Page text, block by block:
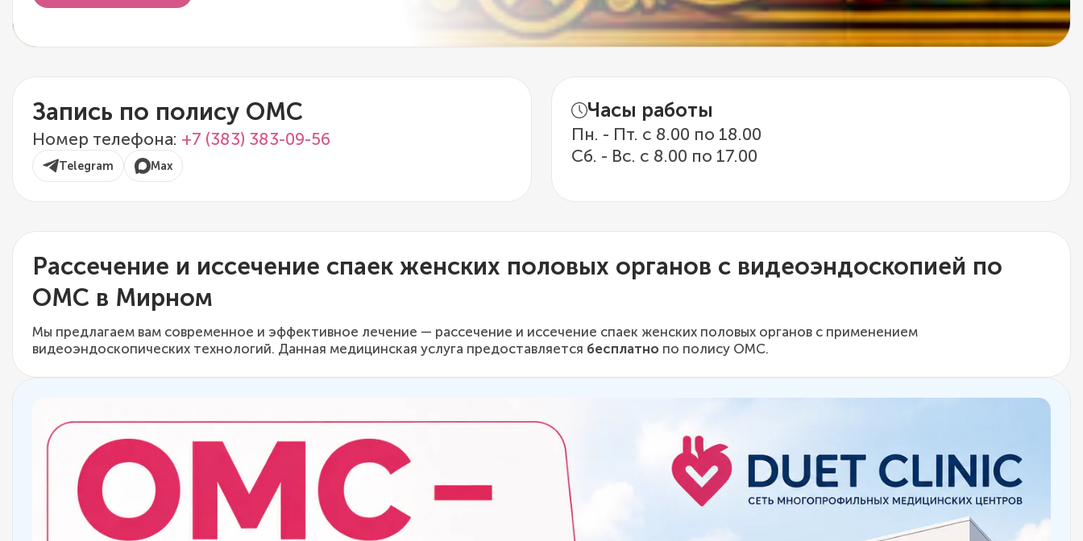
Запись по полису ОМС
Номер телефона: +7 (383) 383-09-56
Telegram Max
Часы работы
Пн. - Пт. с 8.00 по 18.00
Сб. - Вс. с 8.00 по 17.00
Рассечение и иссечение спаек женских половых органов с видеоэндоскопией по
ОМС в Мирном
Мы предлагаем вам современное и эффективное лечение — рассечение и иссечение спаек женских половых органов с применением
видеоэндоскопических технологий. Данная медицинская услуга предоставляется бесплатно по полису ОМС.